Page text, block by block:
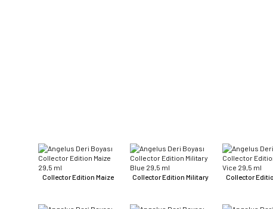
Collector Edition Maize Collector Edition Military Collector